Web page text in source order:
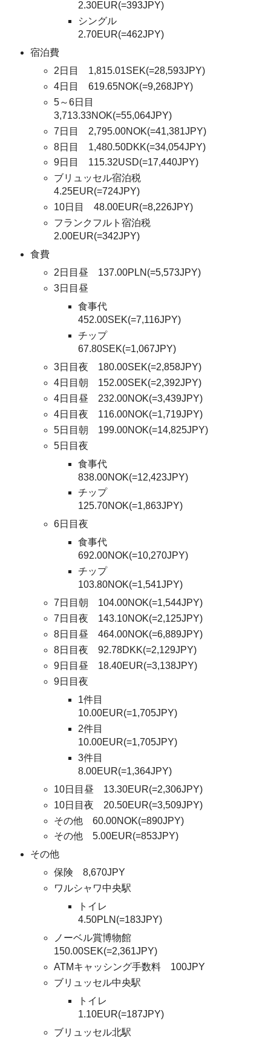
2.30EUR(=393JPY)
シングル
2.70EUR(=462JPY)
宿泊費
2日目 1,815.01SEK(=28,593JPY)
4日目 619.65NOK(=9,268JPY)
5～6日目
3,713.33NOK(=55,064JPY)
7日目 2,795.00NOK(=41,381JPY)
8日目 1,480.50DKK(=34,054JPY)
9日目 115.32USD(=17,440JPY)
ブリュッセル宿泊税
4.25EUR(=724JPY)
10日目 48.00EUR(=8,226JPY)
フランクフルト宿泊税
2.00EUR(=342JPY)
食費
2日目昼 137.00PLN(=5,573JPY)
3日目昼
食事代
452.00SEK(=7,116JPY)
チップ
67.80SEK(=1,067JPY)
3日目夜 180.00SEK(=2,858JPY)
4日目朝 152.00SEK(=2,392JPY)
4日目昼 232.00NOK(=3,439JPY)
4日目夜 116.00NOK(=1,719JPY)
5日目朝 199.00NOK(=14,825JPY)
5日目夜
食事代
838.00NOK(=12,423JPY)
チップ
125.70NOK(=1,863JPY)
6日目夜
食事代
692.00NOK(=10,270JPY)
チップ
103.80NOK(=1,541JPY)
7日目朝 104.00NOK(=1,544JPY)
7日目夜 143.10NOK(=2,125JPY)
8日目昼 464.00NOK(=6,889JPY)
8日目夜 92.78DKK(=2,129JPY)
9日目昼 18.40EUR(=3,138JPY)
9日目夜
1件目
10.00EUR(=1,705JPY)
2件目
10.00EUR(=1,705JPY)
3件目
8.00EUR(=1,364JPY)
10日目昼 13.30EUR(=2,306JPY)
10日目夜 20.50EUR(=3,509JPY)
その他 60.00NOK(=890JPY)
その他 5.00EUR(=853JPY)
その他
保険 8,670JPY
ワルシャワ中央駅
トイレ
4.50PLN(=183JPY)
ノーベル賞博物館
150.00SEK(=2,361JPY)
ATMキャッシング手数料 100JPY
ブリュッセル中央駅
トイレ
1.10EUR(=187JPY)
ブリュッセル北駅